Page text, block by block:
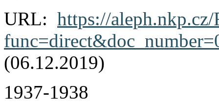
URL: https://aleph.nkp.cz/
(06.12.2019)
1937-1938